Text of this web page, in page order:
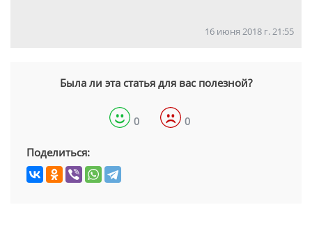
16 июня 2018 г. 21:55
Была ли эта статья для вас полезной?
0 0
Поделиться: